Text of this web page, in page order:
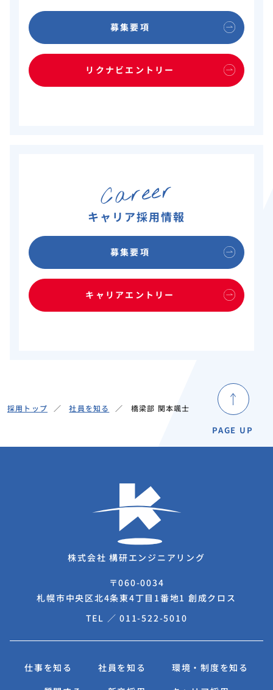
募集要項
リクナビエントリー
Career
キャリア採用情報
募集要項
キャリアエントリー
採用トップ 社員を知る 橋梁部 関本颯士
PAGE UP
株式会社 構研エンジニアリング
〒060-0034
札幌市中央区北4条東4丁目1番地1 創成クロス
TEL ／011-522-5010
仕事を知る 社員を知る
環境・制度を知る